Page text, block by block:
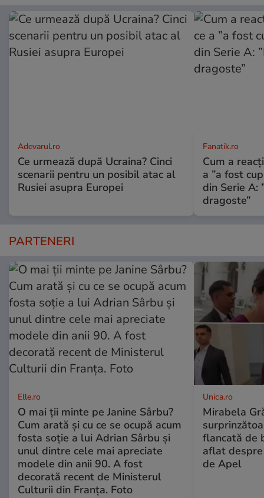
Adevarul.ro
Ce urmează după Ucraina? Cinci
scenarii pentru un posibil atac al
Rusiei asupra Europei
Fanatik.ro
Cum a
a ”a fost
din Serie A:
dragoste”
PARTENERI
Elle.ro
O mai ții minte pe Janine Sârbu?
Cum arată și cu ce se ocupă acum
fosta soție a lui Adrian Sârbu și
unul dintre cele mai apreciate
modele din anii 90. A fost
decorată recent de Ministerul
Culturii din Franța. Foto
Unica.ro
Mirabela
flancată de
aflat
de Apel